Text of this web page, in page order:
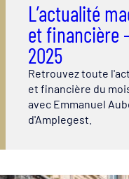
L’actualité
et financière
2025
Retrouvez toute
et financière du
avec Emmanuel
d'Amplegest.